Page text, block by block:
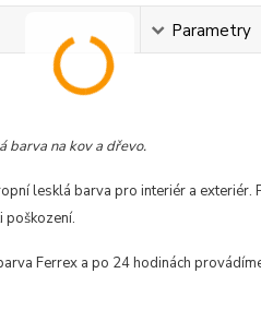
Parametry
barva na kov a dřevo.
lesklá barva pro interiér a exteriér.
poškození.
Ferrex a po 24 hodinách